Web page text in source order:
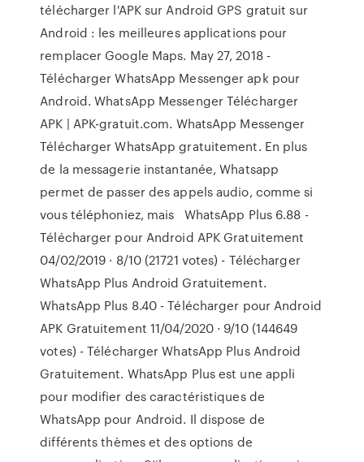
télécharger l'APK sur Android GPS gratuit sur
Android : les meilleures applications pour
remplacer Google Maps. May 27, 2018 -
Télécharger WhatsApp Messenger apk pour
Android. WhatsApp Messenger Télécharger
APK | APK-gratuit.com. WhatsApp Messenger
Télécharger WhatsApp gratuitement. En plus
de la messagerie instantanée, Whatsapp
permet de passer des appels audio, comme si
vous téléphoniez, mais WhatsApp Plus 6.88 -
Télécharger pour Android APK Gratuitement
04/02/2019 · 8/10 (21721 votes) - Télécharger
WhatsApp Plus Android Gratuitement.
WhatsApp Plus 8.40 - Télécharger pour Android
APK Gratuitement 11/04/2020 · 9/10 (144649
votes) - Télécharger WhatsApp Plus Android
Gratuitement. WhatsApp Plus est une appli
pour modifier des caractéristiques de
WhatsApp pour Android. Il dispose de
différents thèmes et des options de